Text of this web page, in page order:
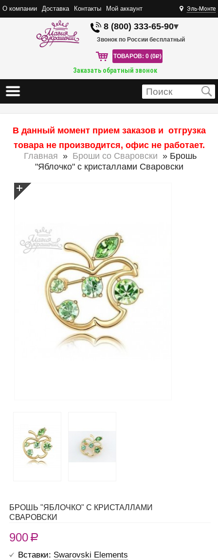
О компании Доставка Контакты Мой аккаунт Эль-Монте
8 (800) 333-65-90▾
Звонок по России бесплатный
ТОВАРОВ: 0 (0R)
Заказать обратный звонок
В данный момент прием заказов и отгрузка
товара не производится, офис не работает.
Главная » Броши со Сваровски » Брошь
"Яблочко" с кристаллами Сваровски
БРОШЬ "ЯБЛОЧКО" С КРИСТАЛЛАМИ
СВАРОВСКИ
900R
Вставки: Swarovski Elements